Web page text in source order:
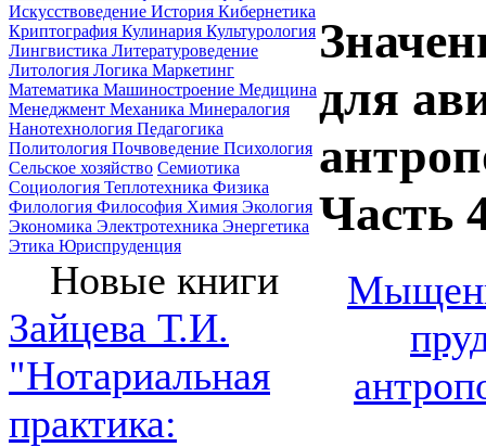
Искусствоведение История Кибернетика
Криптография Кулинария Культурология
Лингвистика Литературоведение
Литология Логика Маркетинг
Математика Машиностроение Медицина
Менеджмент Механика Минералогия
Нанотехнология Педагогика
Политология Почвоведение Психология
Сельское хозяйство Семиотика
Социология Теплотехника Физика
Филология Философия Химия Экология
Экономика Электротехника Энергетика
Этика Юриспруденция
Новые книги
Зайцева Т.И.
"Нотариальная
практика:
для
Часть